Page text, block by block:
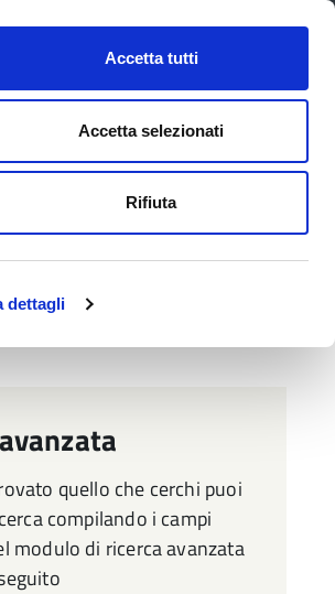
dettagli
Accetta tutti
Accetta selezionati
Rifiuta
CONTATTI URP SERVIZI ONLINE
su FacebookTwitterInstagram
LinkedIn
sito
quello che cerchi puoi
compilando i campi
modulo di ricerca avanzata